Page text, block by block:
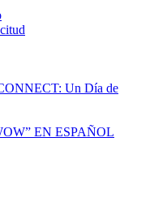
Un Día de
EN ESPAÑOL